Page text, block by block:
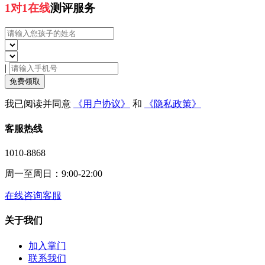
1对1在线测评服务
|
免费领取
我已阅读并同意 《用户协议》 和 《隐私政策》
客服热线
1010-8868
周一至周日：9:00-22:00
在线咨询客服
关于我们
加入掌门
联系我们